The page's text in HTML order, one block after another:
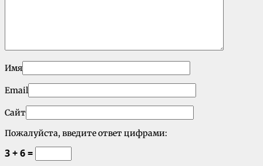
Имя
Email
Сайт
Пожалуйста, введите ответ цифрами:
3 + 6 =